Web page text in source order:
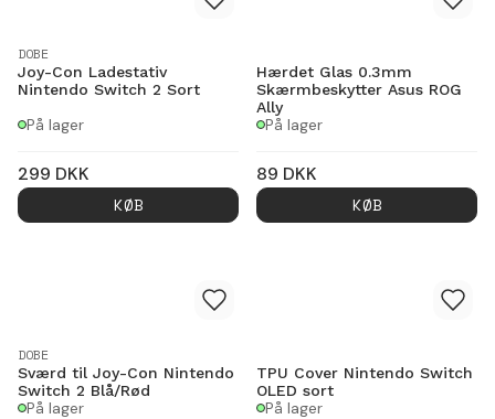
DOBE
Joy-Con Ladestativ
Nintendo Switch 2 Sort
På lager
299 DKK
KØB
Hærdet Glas 0.3mm
Skærmbeskytter Asus ROG
Ally
På lager
89 DKK
KØB
DOBE
Sværd til Joy-Con Nintendo
Switch 2 Blå/Rød
På lager
TPU Cover Nintendo Switch
OLED sort
På lager